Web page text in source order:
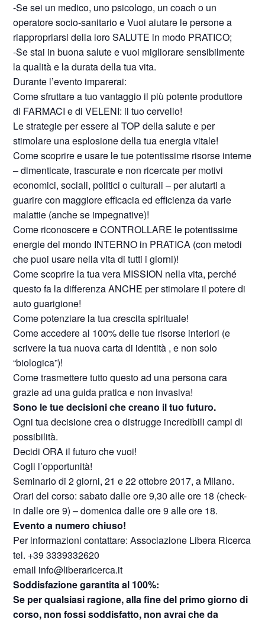
-Se sei un medico, uno psicologo, un coach o un
operatore socio-sanitario e Vuoi aiutare le persone a
riappropriarsi della loro SALUTE in modo PRATICO;
-Se stai in buona salute e vuoi migliorare sensibilmente
la qualità e la durata della tua vita.
Durante l’evento imparerai:
Come sfruttare a tuo vantaggio il più potente produttore
di FARMACI e di VELENI: il tuo cervello!
Le strategie per essere al TOP della salute e per
stimolare una esplosione della tua energia vitale!
Come scoprire e usare le tue potentissime risorse interne
– dimenticate, trascurate e non ricercate per motivi
economici, sociali, politici o culturali – per aiutarti a
guarire con maggiore efficacia ed efficienza da varie
malattie (anche se impegnative)!
Come riconoscere e CONTROLLARE le potentissime
energie del mondo INTERNO in PRATICA (con metodi
che puoi usare nella vita di tutti i giorni)!
Come scoprire la tua vera MISSION nella vita, perché
questo fa la differenza ANCHE per stimolare il potere di
auto guarigione!
Come potenziare la tua crescita spirituale!
Come accedere al 100% delle tue risorse interiori (e
scrivere la tua nuova carta di identità , e non solo
“biologica”)!
Come trasmettere tutto questo ad una persona cara
grazie ad una guida pratica e non invasiva!
Sono le tue decisioni che creano il tuo futuro.
Ogni tua decisione crea o distrugge incredibili campi di
possibilità.
Decidi ORA il futuro che vuoi!
Cogli l’opportunità!
Seminario di 2 giorni, 21 e 22 ottobre 2017, a Milano.
Orari del corso: sabato dalle ore 9,30 alle ore 18 (check-
in dalle ore 9) – domenica dalle ore 9 alle ore 18.
Evento a numero chiuso!
Per informazioni contattare: Associazione Libera Ricerca
tel. +39 3339332620
email info@liberaricerca.it
Soddisfazione garantita al 100%:
Se per qualsiasi ragione, alla fine del primo giorno di
corso, non fossi soddisfatto, non avrai che da